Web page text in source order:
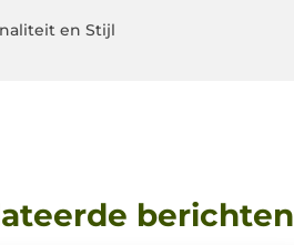
en Stijl
berichten